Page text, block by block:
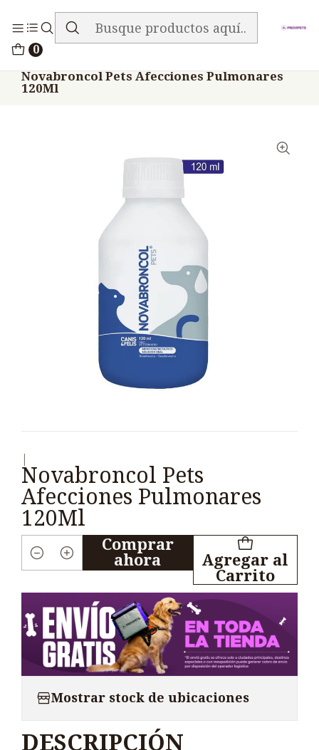
0
ENVIO GRATIS EN TODA LA TIENDA
Novabroncol Pets Afecciones Pulmonares
120Ml
Novabroncol Pets
Afecciones Pulmonares
120Ml
Cantidad
Agregar al
Carrito
Comprar
ahora
Mostrar stock de ubicaciones
DESCRIPCIÓN